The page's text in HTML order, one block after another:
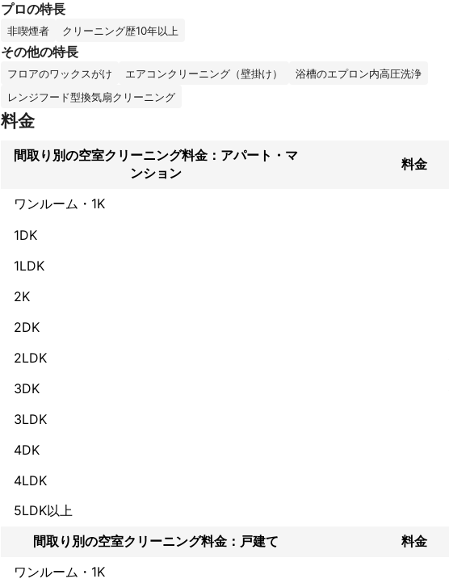
隅々まできれいに仕上げます。非喫煙者として清潔な環境での作業を徹底し、毎年60部
実績を積み重ねております。
お金をいただけるのにきれいになったと感謝されることが多い仕事です。自分自身も楽
お部屋をきれいにして新たな気分でお過ごしいただけるよう努めています。
ご連絡お待ちしております。
これまでの実績
アピールポイント
日々勉強　研究し　綺麗に丁寧にを心掛けています。
プロの特長
非喫煙者 クリーニング歴10年以上
その他の特長
フロアのワックスがけ エアコンクリーニング（壁掛け）
浴槽のエプロン内高圧洗浄
レンジフード型換気扇クリーニング
料金
間取り別の空室クリーニング料金：アパート・マ
ンション
料金
ワンルーム・1K
1DK
1LDK
2K
2DK
2LDK
3DK
3LDK
4DK
4LDK
5LDK以上
間取り別の空室クリーニング料金：戸建て
料金
ワンルーム・1K